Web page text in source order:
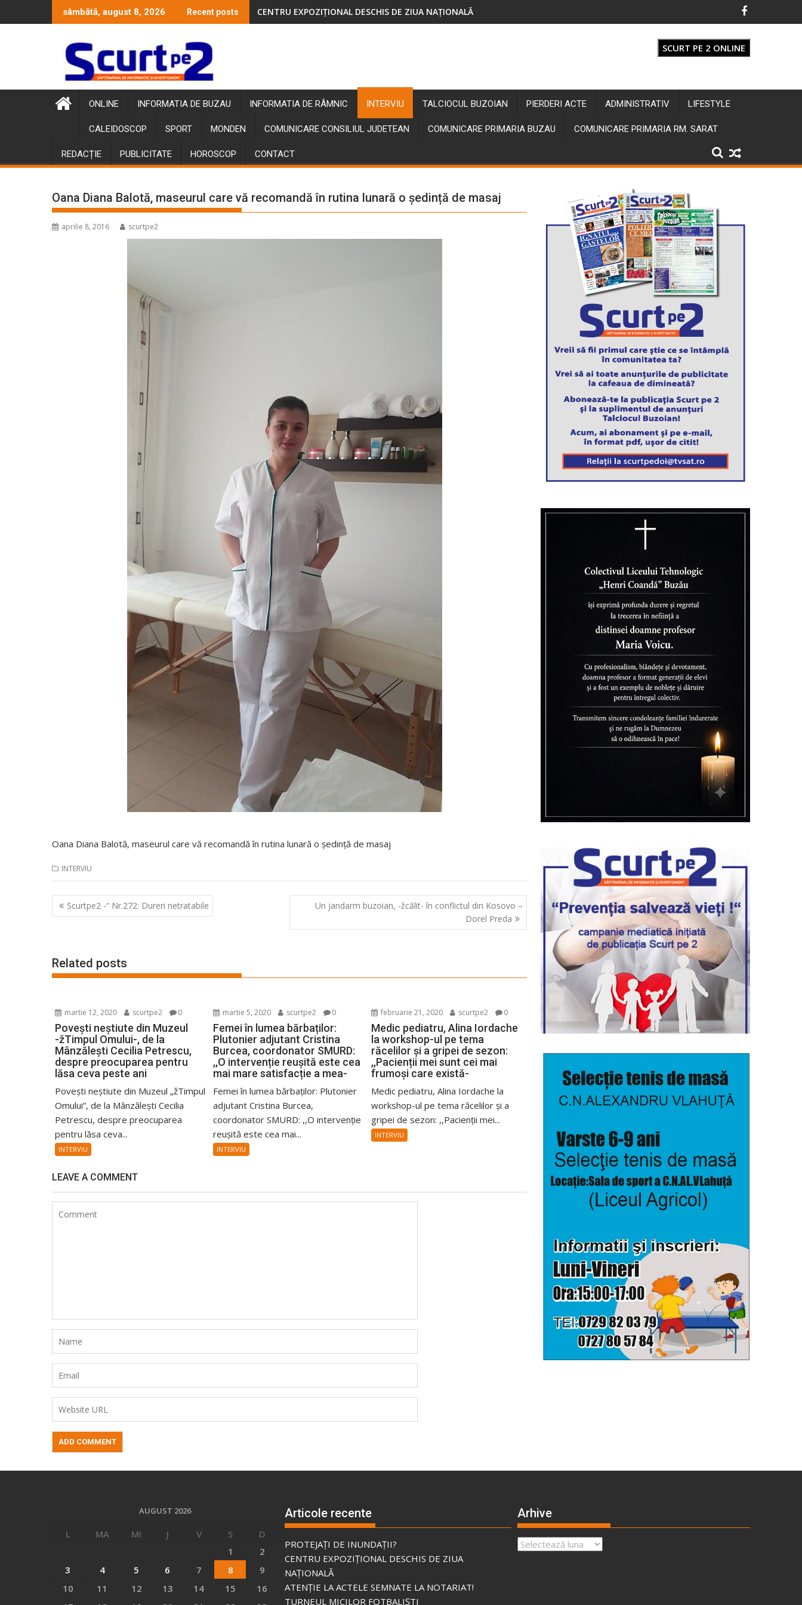
to
sâmbătă, august 8, 2026 Recent posts CENTRU EXPOZIȚIONAL DESCHIS DE ZIUA NAȚIONALĂ
SCURT PE 2 ONLINE
ONLINE INFORMATIA DE BUZAU INFORMATIA DE RÂMNIC INTERVIU TALCIOCUL BUZOIAN PIERDERI ACTE ADMINISTRATIV LIFESTYLE
CALEIDOSCOP SPORT MONDEN COMUNICARE CONSILIUL JUDETEAN COMUNICARE PRIMARIA BUZAU COMUNICARE PRIMARIA RM. SARAT
REDACȚIE PUBLICITATE HOROSCOP CONTACT
Oana Diana Balotă, maseurul care vă recomandă în rutina lunară o ședință de masaj
aprilie 8, 2016 scurtpe2
Oana Diana Balotă, maseurul care vă recomandă în rutina lunară o ședință de masaj
INTERVIU
Navigare
în
Scurtpe2 -“ Nr.272: Dureri netratabile
Un jandarm buzoian, -žcălit- în conflictul din Kosovo –
Dorel Preda
Related posts
martie 12, 2020 scurtpe2 0
Povești neștiute din Muzeul
-žTimpul Omului-, de la
Mânzălești Cecilia Petrescu,
despre preocuparea pentru
lăsa ceva peste ani
Povești neștiute din Muzeul „žTimpul
Omului”, de la Mânzălești Cecilia
Petrescu, despre preocuparea
pentru lăsa ceva...
INTERVIU
martie 5, 2020 scurtpe2 0
Femei în lumea bărbaților:
Plutonier adjutant Cristina
Burcea, coordonator SMURD:
,,O intervenție reușită este cea
mai mare satisfacție a mea-
Femei în lumea bărbaților: Plutonier
adjutant Cristina Burcea,
coordonator SMURD: ,,O intervenție
reușită este cea mai...
INTERVIU
februarie 21, 2020 scurtpe2 0
Medic pediatru, Alina Iordache
la workshop-ul pe tema
răcelilor și a gripei de sezon:
,,Pacienții mei sunt cei mai
frumoși care există-
Medic pediatru, Alina Iordache la
workshop-ul pe tema răcelilor și a
gripei de sezon: ,,Pacienții mei...
INTERVIU
LEAVE A COMMENT
AUGUST 2026
L MA MI J V S
D
1
2
3
4 5 6 7 8
9
10
11 12 13 14 15
16
Articole recente
PROTEJAȚI DE INUNDAȚII?
CENTRU EXPOZIȚIONAL DESCHIS DE ZIUA
NAȚIONALĂ
ATENȚIE LA ACTELE SEMNATE LA NOTARIAT!
TURNEUL MICILOR FOTBALIȘTI
Arhive
Arhive